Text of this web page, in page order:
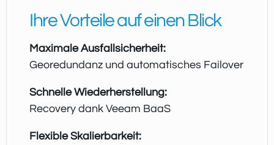
Ihre Vorteile auf einen Blick
Maximale Ausfallsicherheit:
Georedundanz und automatisches Failover
Schnelle Wiederherstellung:
Recovery dank Veeam BaaS
Flexible Skalierbarkeit: